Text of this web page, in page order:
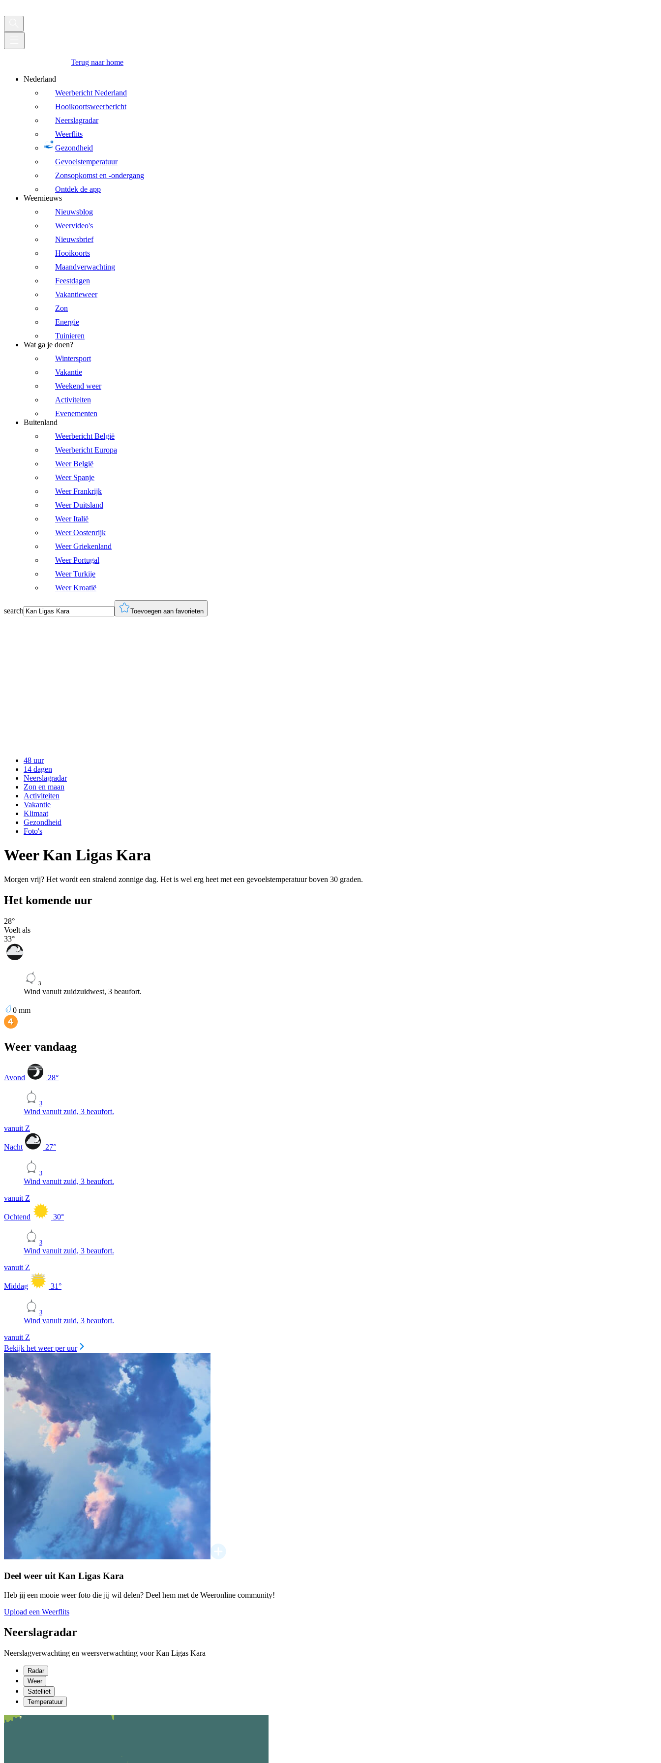
Terug naar home
Nederland
Weerbericht Nederland
Hooikoortsweerbericht
Neerslagradar
Weerflits
Gezondheid
Gevoelstemperatuur
Zonsopkomst en -ondergang
Ontdek de app
Weernieuws
Nieuwsblog
Weervideo's
Nieuwsbrief
Hooikoorts
Maandverwachting
Feestdagen
Vakantieweer
Zon
Energie
Tuinieren
Wat ga je doen?
Wintersport
Vakantie
Weekend weer
Activiteiten
Evenementen
Buitenland
Weerbericht België
Weerbericht Europa
Weer België
Weer Spanje
Weer Frankrijk
Weer Duitsland
Weer Italië
Weer Oostenrijk
Weer Griekenland
Weer Portugal
Weer Turkije
Weer Kroatië
search Toevoegen aan favorieten
48 uur
14 dagen
Neerslagradar
Zon en maan
Activiteiten
Vakantie
Klimaat
Gezondheid
Foto's
Weer Kan Ligas Kara
Morgen vrij? Het wordt een stralend zonnige dag. Het is wel erg heet met een gevoelstemperatuur boven 30 graden.
Het komende uur
28°
Voelt als
33°
3
Wind vanuit zuidzuidwest, 3 beaufort.
0 mm
Weer vandaag
Avond 28°
3
Wind vanuit zuid, 3 beaufort.
vanuit Z
Nacht 27°
3
Wind vanuit zuid, 3 beaufort.
vanuit Z
Ochtend 30°
3
Wind vanuit zuid, 3 beaufort.
vanuit Z
Middag 31°
3
Wind vanuit zuid, 3 beaufort.
vanuit Z
Bekijk het weer per uur
Deel weer uit Kan Ligas Kara
Heb jij een mooie weer foto die jij wil delen? Deel hem met de Weeronline community!
Upload een Weerflits
Neerslagradar
Neerslagverwachting en weersverwachting voor Kan Ligas Kara
Radar
Weer
Satelliet
Temperatuur